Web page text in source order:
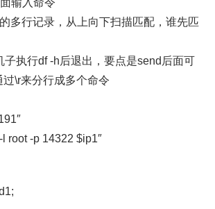
输入命令
多行记录，从上向下扫描匹配，谁先匹
子执行df -h后退出，要点是send后面可
过\r来分行成多个命令
root -p 14322 $ip1″